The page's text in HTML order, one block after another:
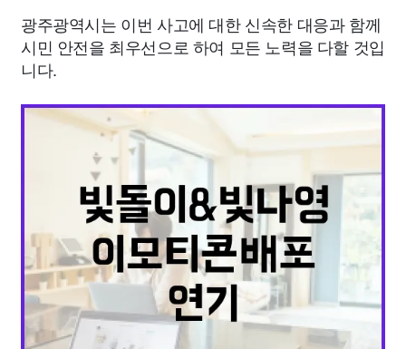
광주광역시는 이번 사고에 대한 신속한 대응과 함께
시민 안전을 최우선으로 하여 모든 노력을 다할 것입
니다.